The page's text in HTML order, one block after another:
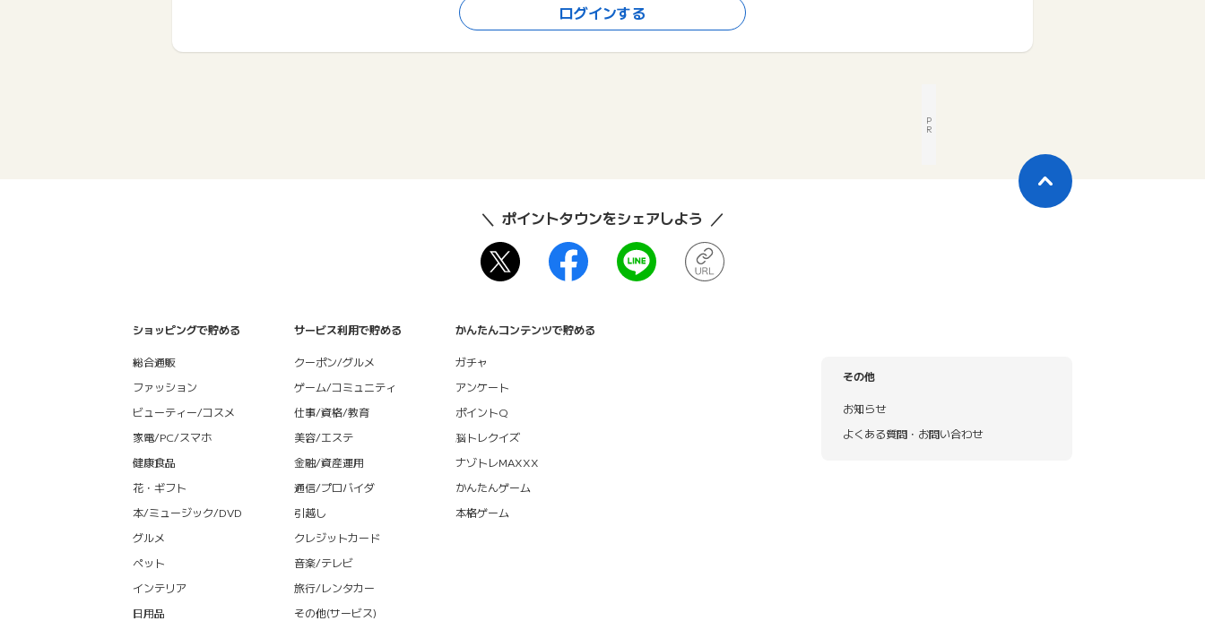
ログインする
P
R
ポイントタウンをシェアしよう
ショッピングで貯める
総合通販
ファッション
ビューティー/コスメ
家電/PC/スマホ
健康食品
花・ギフト
本/ミュージック/DVD
グルメ
ペット
インテリア
日用品
サービス利用で貯める
クーポン/グルメ
ゲーム/コミュニティ
仕事/資格/教育
美容/エステ
金融/資産運用
通信/プロバイダ
引越し
クレジットカード
音楽/テレビ
旅行/レンタカー
その他(サービス)
かんたんコンテンツで貯める
ガチャ
アンケート
ポイントQ
脳トレクイズ
ナゾトレMAXXX
かんたんゲーム
本格ゲーム
その他
お知らせ
よくある質問・お問い合わせ